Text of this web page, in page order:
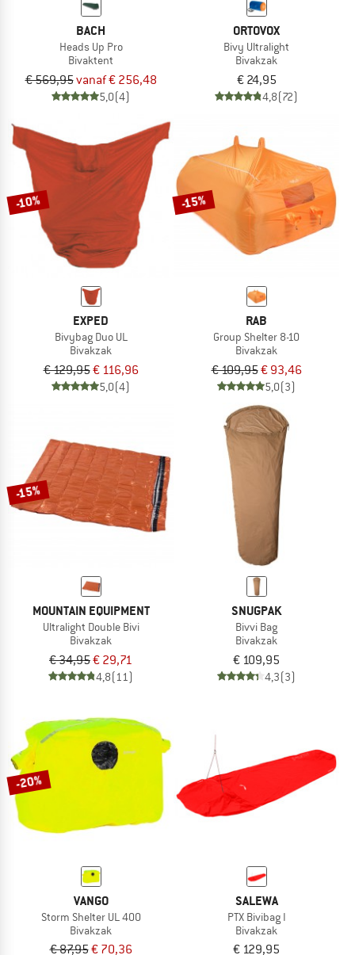
BACH
Heads Up Pro
Bivaktent
€ 569,95vanaf € 256,48
5,0(4)
ORTOVOX
Bivy Ultralight
Bivakzak
€ 24,95
4,8(72)
-10%
EXPED
Bivybag Duo UL
Bivakzak
€ 129,95€ 116,96
5,0(4)
-15%
RAB
Group Shelter 8-10
Bivakzak
€ 109,95€ 93,46
5,0(3)
-15%
MOUNTAIN EQUIPMENT
Ultralight Double Bivi
Bivakzak
€ 34,95€ 29,71
4,8(11)
SNUGPAK
Bivvi Bag
Bivakzak
€ 109,95
4,3(3)
-20%
VANGO
Storm Shelter UL 400
Bivakzak
€ 87,95€ 70,36
SALEWA
PTX Bivibag I
Bivakzak
€ 129,95